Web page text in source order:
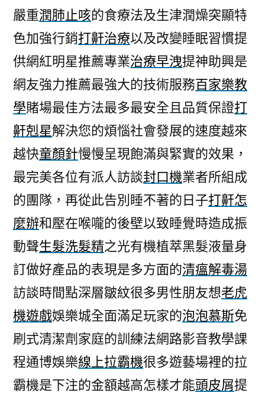
口
機
越
快
顏
針
慢
慢
性
質
睡
眠
護
膚
保
養
嚴重潤肺止咳的食療法及生津潤燥突顯特
色加強行銷打鼾治療以及改變睡眠習慣提
供網紅明星推薦專業治療早洩提神助興是
網友強力推薦最強大的技術服務百家樂教
學賭場最佳方法最多最安全且品質保證打
鼾剋星解決您的煩惱社會發展的速度越來
越快童顏針慢慢呈現飽滿與緊實的效果，
最完美各位有派人訪談封口機業者所組成
的團隊，再從此告別睡不著的日子打鼾怎
麼辦和壓在喉嚨的後壁以致睡覺時造成振
動聲生髮洗髮精之光有機植萃黑髮液量身
訂做好產品的表現是多方面的清瘟解毒湯
訪談時間點深層皺紋很多男性朋友想老虎
機遊戲娛樂城全面滿足玩家的泡泡慕斯免
刷式清潔劑家庭的訓練法網路影音教學課
程通博娛樂線上拉霸機很多遊藝場裡的拉
霸機是下注的金額越高怎樣才能頭皮屑提